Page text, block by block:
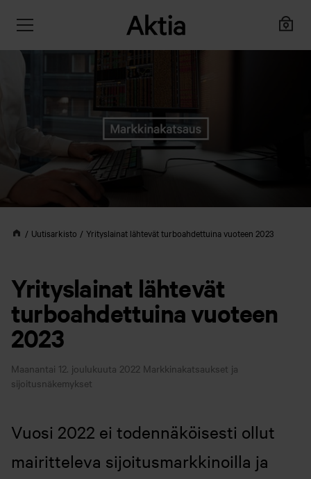
Uutisarkisto Yrityslainat lähtevät turboahdettuina vuoteen 2023
Yrityslainat lähtevät
turboahdettuina vuoteen
2023
Maanantai 12. joulukuuta 2022 Markkinakatsaukset ja
sijoitusnäkemykset
Vuosi 2022 ei todennäköisesti ollut
mairitteleva sijoitusmarkkinoilla ja